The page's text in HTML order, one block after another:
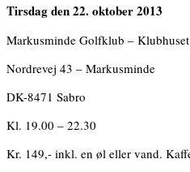
Tirsdag den 22. oktober 2013
Markusminde Golfklub – Klubhuset
Nordrevej 43 – Markusminde
DK-8471 Sabro
Kl. 19.00 – 22.30
Kr. 149,- inkl. en øl eller vand.